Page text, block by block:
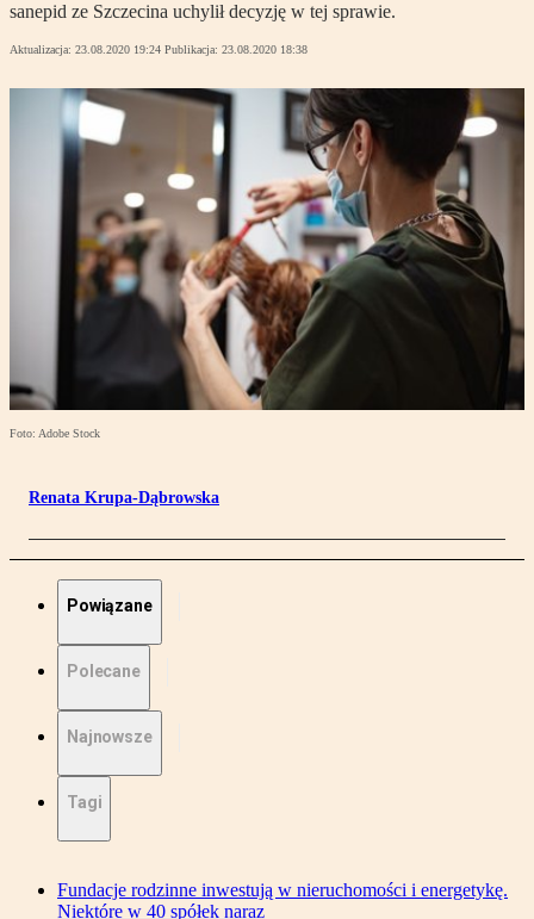
sanepid ze Szczecina uchylił decyzję w tej sprawie.
Aktualizacja: 23.08.2020 19:24 Publikacja: 23.08.2020 18:38
Foto: Adobe Stock
Renata Krupa-Dąbrowska
Powiązane
Polecane
Najnowsze
Tagi
Fundacje rodzinne inwestują w nieruchomości i energetykę.
Niektóre w 40 spółek naraz